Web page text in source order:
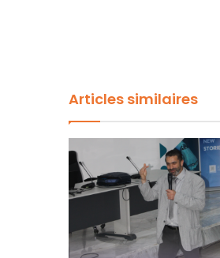
Articles similaires